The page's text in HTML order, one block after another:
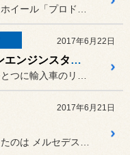
2017年6月22日
輸入車だってリモコンエンジンスターター！
2017年6月21日